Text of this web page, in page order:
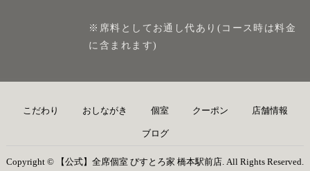
※席料としてお通し代あり(コース時は料金
に含まれます)
こだわり おしながき 個室 クーポン 店舗情報
ブログ
Copyright © 【公式】全席個室 びすとろ家 橋本駅前店. All Rights Reserved.